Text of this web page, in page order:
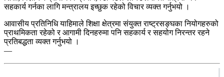
सहकार्य गर्नका लागि मन्त्रालय इच्छुक रहेको विचार व्यक्त गर्नुभयो ।
आवासीय प्रतिनिधि याहिमाले शिक्षा क्षेत्रमा संयुक्त राष्ट्रसङ्घका नियोगहरुको
प्राथमिकता रहेको र आगामी दिनहरुमा पनि सहकार्य र सहयोग निरन्तर रहने
प्रतिबद्धता व्यक्त गर्नुभयो ।
—